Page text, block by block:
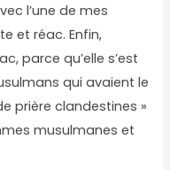
l’une de mes
et réac. Enfin,
parce qu’elle s’est
qui avaient le
prière clandestines »
musulmanes et